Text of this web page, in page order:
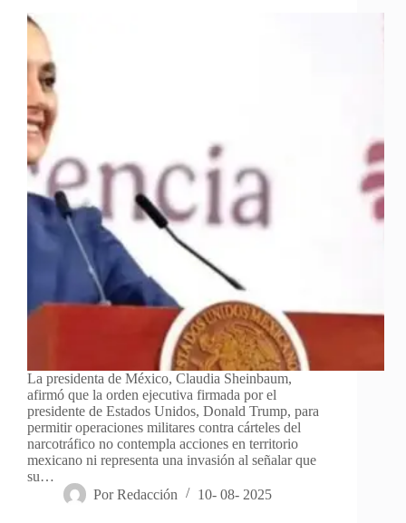
La presidenta de México, Claudia Sheinbaum,
afirmó que la orden ejecutiva firmada por el
presidente de Estados Unidos, Donald Trump, para
permitir operaciones militares contra cárteles del
narcotráfico no contempla acciones en territorio
mexicano ni representa una invasión al señalar que
su…
Por Redacción 10- 08- 2025